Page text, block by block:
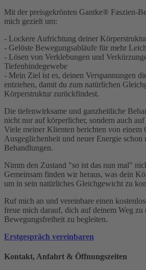
Mit der preisgekrönten Gantke® Faszien-
mich gezielt um:
- Lockere Aufrichtung deiner
- Gelöste Bewegungsabläufe für mehr
- Lösen von Verklebungen und
Tiefenbindegewebe
- Mein Ziel ist es, deinen Verspannungen
entziehen, damit du zum natürlichen
Körperstruktur zurückfindest.
Die tiefenwirksame und ganzheitliche
nicht nur auf körperlicher, sondern auch
Viele meiner Klienten berichten von einem
Ausgeglichenheit und neuer Energie schon
Behandlungen.
Nimm den Zustand "so ist das nun mal"
Gemeinsam finden wir heraus, was dein
um in sein natürliches Gleichgewicht zu
Ruf mich an und vereinbare einen
freue mich darauf, dich auf deinem Weg
Bewegungsfreiheit zu begleiten.
Erstgespräch vereinbaren
Kontakt, Anfahrt & Öffnungszeiten